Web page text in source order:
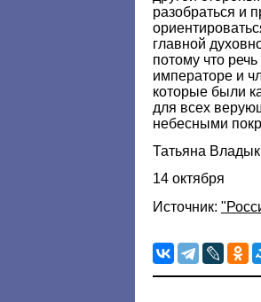
разобраться и
главной
потому что
императоре и
которые были
для всех
небесными
Татьяна
14 октября
Источник: